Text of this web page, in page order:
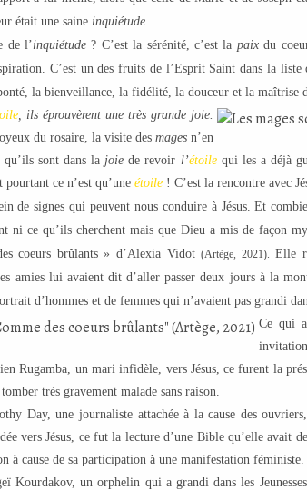
était une saine inquiétude.
de l’inquiétude? C’est la sérénité, c’est la paixdu
C’est un des fruits de l’Esprit Saint dans la
la bienveillance, la fidélité, la douceur et la maîtrise
, ils éprouvèrent une très grande joie.
du rosaire, la visite des mages n’en
sont dans la joie de revoir l’étoile qui les a déjà
pourtant ce n’est qu’une étoile ! C’est la rencontre avec
de signes qui peuvent nous conduire à Jésus. Et
ni ce qu’ils cherchent mais que Dieu a mis de façon
coeurs brûlants » d’Alexia Vidot (Artège, 2021). Elle
amies lui avaient dit d’aller passer deux jours à la
d’hommes et de femmes qui n’avaient pas grandi
Ce qui
Rugamba, un mari infidèle, vers Jésus, ce furent la
très gravement malade sans raison.
Day, une journaliste attachée à la cause des
vers Jésus, ce fut la lecture d’une Bible qu’elle avait
à cause de sa participation à une manifestation féministe.
Kourdakov, un orphelin qui a grandi dans les